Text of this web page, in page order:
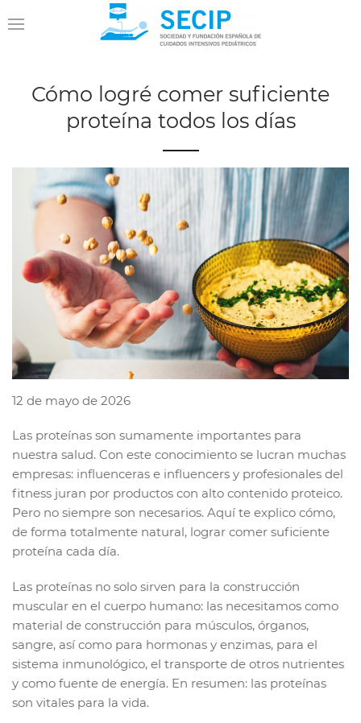
Cómo logré comer suficiente
proteína todos los días
12 de mayo de 2026
Las proteínas son sumamente importantes para
nuestra salud. Con este conocimiento se lucran muchas
empresas: influenceras e influencers y profesionales del
fitness juran por productos con alto contenido proteico.
Pero no siempre son necesarios. Aquí te explico cómo,
de forma totalmente natural, lograr comer suficiente
proteína cada día.
Las proteínas no solo sirven para la construcción
muscular en el cuerpo humano: las necesitamos como
material de construcción para músculos, órganos,
sangre, así como para hormonas y enzimas, para el
sistema inmunológico, el transporte de otros nutrientes
y como fuente de energía. En resumen: las proteínas
son vitales para la vida.